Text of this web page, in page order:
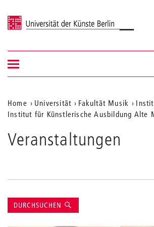
Universität der Künste Berlin
Navigation &
Suche
Navigation
ein-/ausblenden
Aktuelle
Position
auf
Home Universität Fakultät Musik
Institut für Künstlerische Ausbildung Alte
Veranstaltungen
Suche
DURCHSUCHEN